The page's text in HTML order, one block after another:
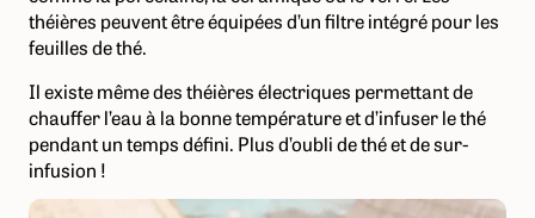
théières peuvent être équipées d’un filtre intégré pour les
feuilles de thé.
Il existe même des théières électriques permettant de
chauffer l’eau à la bonne température et d’infuser le thé
pendant un temps défini. Plus d’oubli de thé et de sur-
infusion !